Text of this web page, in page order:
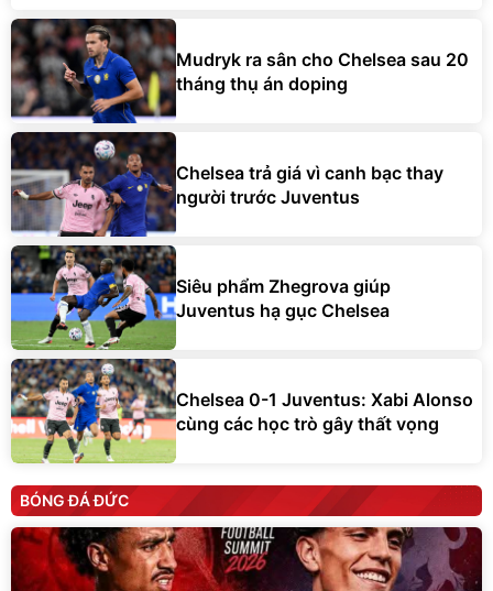
Mudryk ra sân cho Chelsea sau 20
tháng thụ án doping
Chelsea trả giá vì canh bạc thay
người trước Juventus
Siêu phẩm Zhegrova giúp
Juventus hạ gục Chelsea
Chelsea 0-1 Juventus: Xabi Alonso
cùng các học trò gây thất vọng
BÓNG ĐÁ ĐỨC